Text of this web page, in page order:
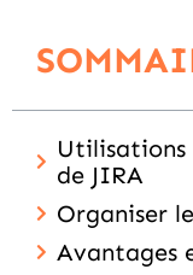
de JIRA
Organiser
Avantages